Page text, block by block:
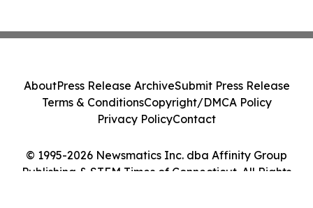
© 1995-2026 Newsmatics Inc. dba Affinity Group
Publishing & STEM Times of Connecticut. All Rights
AboutPress Release ArchiveSubmit Press Release
Terms & ConditionsCopyright/DMCA Policy
Privacy PolicyContact